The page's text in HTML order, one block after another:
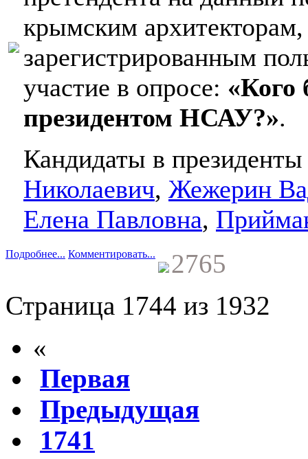
крымским
зарегистрированным
участие в опросе: «Кого
президентом НСАУ?».
Кандидаты в
Николаевич, Жежерин
Елена Павловна,
Подробнее... Комментировать...
2765
Страница 1744 из 1932
«
Первая
Предыдущая
1741